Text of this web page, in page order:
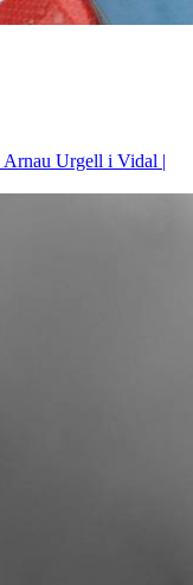
Arnau Urgell i Vidal |